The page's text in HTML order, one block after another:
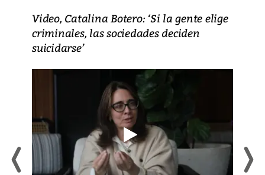
Video, Catalina Botero: ‘Si la gente elige
criminales, las sociedades deciden
suicidarse’